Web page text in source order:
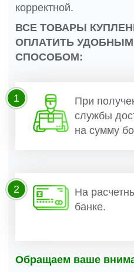
корректной.
ВСЕ ТОВАРЫ
ОПЛАТИТЬ
СПОСОБОМ:
При
службы
на сумму
1
На
банке.
2
Обращаем ваше